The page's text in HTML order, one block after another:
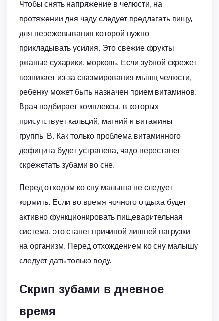
Чтобы снять напряжение в челюсти, на
протяжении дня чаду следует предлагать пищу,
для пережевывания которой нужно
прикладывать усилия. Это свежие фрукты,
ржаные сухарики, морковь. Если зубной скрежет
возникает из-за спазмирования мышц челюсти,
ребенку может быть назначен прием витаминов.
Врач подбирает комплексы, в которых
присутствует кальций, магний и витамины
группы В. Как только проблема витаминного
дефицита будет устранена, чадо перестанет
скрежетать зубами во сне.
Перед отходом ко сну малыша не следует
кормить. Если во время ночного отдыха будет
активно функционировать пищеварительная
система, это станет причиной лишней нагрузки
на организм. Перед отхождением ко сну малышу
следует дать только воду.
Скрип зубами в дневное
время